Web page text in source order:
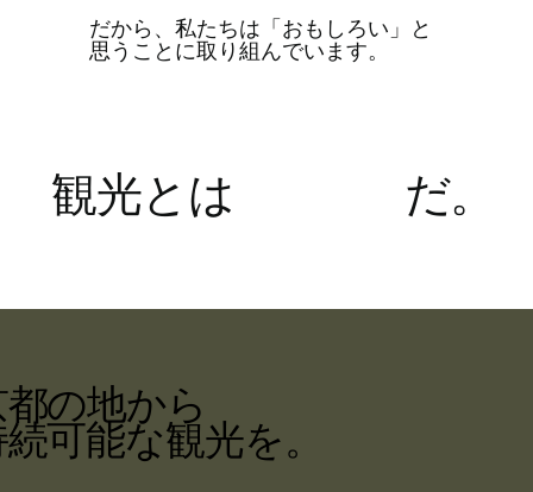
だから、私たちは「おもしろい」と
思うことに取り組んでいます。
観光とは ​だ。
の地から
可能な観光を。